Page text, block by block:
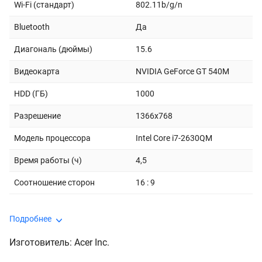
Wi-Fi (стандарт) 802.11b/g/n
Bluetooth Да
Диагональ (дюймы) 15.6
Видеокарта NVIDIA GeForce GT 540M
HDD (ГБ) 1000
Разрешение 1366x768
Модель процессора Intel Core i7-2630QM
Время работы (ч) 4,5
Соотношение сторон 16 : 9
Подробнее
Изготовитель: Acer Inc.